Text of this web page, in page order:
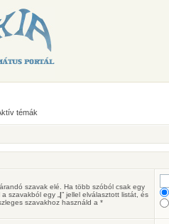
témák
szavak elé. Ha több szóból csak egy
szavakból egy „ |” jellel elválasztott listát, és
szavakhoz használd a *